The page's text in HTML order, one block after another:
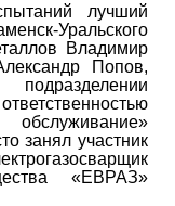
лучший
Уральского
Владимир
Попов,
занял участник
«ЕВРАЗ»